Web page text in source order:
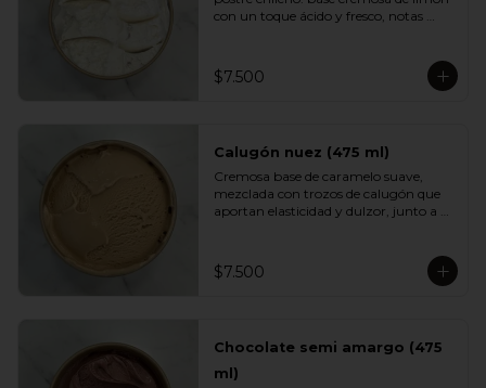
con un toque ácido y fresco, notas
Un sabor equilibrado, luminoso y muy
adictivo.
$7.500
Calugón nuez (475 ml)
Cremosa base de caramelo suave,
mezclada con trozos de calugón que
aportan elasticidad y dulzor, junto a
golosa e intensa para fanáticos del
caramelo clásico.
$7.500
Chocolate semi amargo (475
ml)